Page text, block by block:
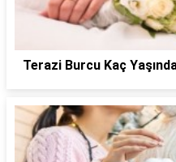
Terazi Burcu Kaç